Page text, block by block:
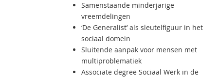
Samenstaande minderjarige
vreemdelingen
‘De Generalist’ als sleutelfiguur in het
sociaal domein
Sluitende aanpak voor mensen met
multiproblematiek
Associate degree Sociaal Werk in de